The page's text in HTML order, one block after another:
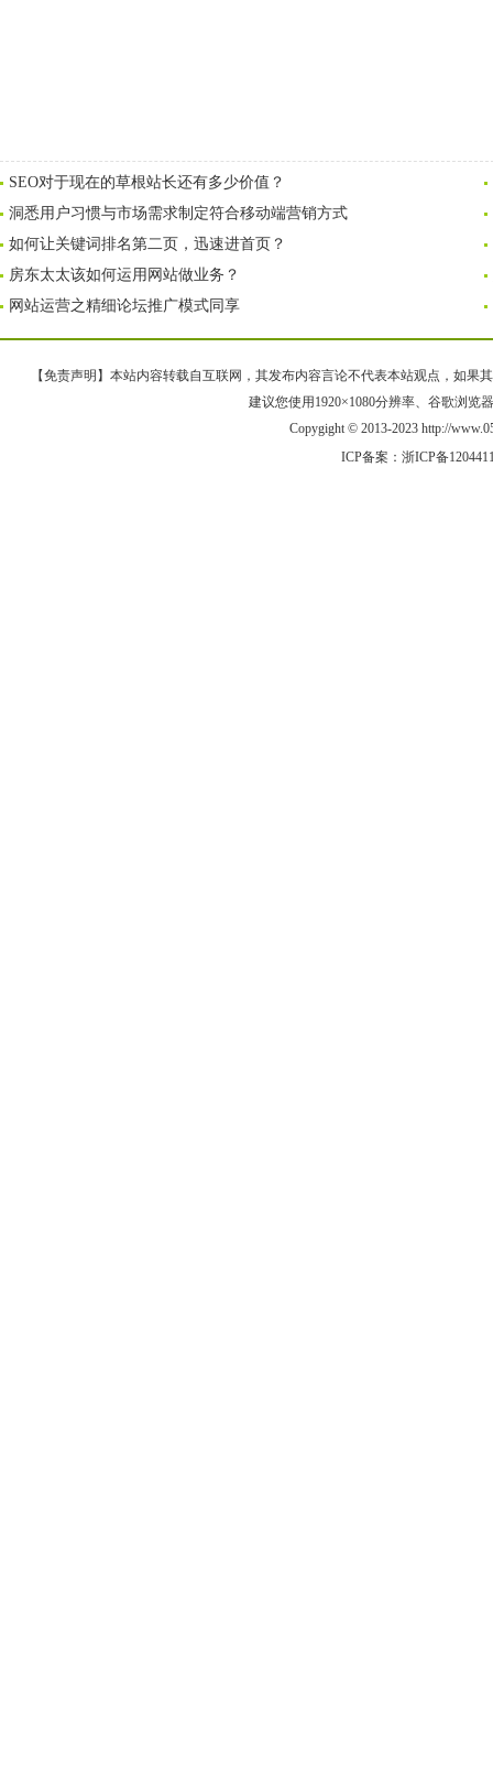
SEO对于现在的草根站长还有多少价值？
洞悉用户习惯与市场需求制定符合移动端营销方式
如何让关键词排名第二页，迅速进首页？
房东太太该如何运用网站做业务？
网站运营之精细论坛推广模式同享
【免责声明】本站内容转载自互联网，其发布内容言论不代表本站观点，如果
建议您使用1920×1080分辨率、谷歌浏览
Copygight © 2013-2023 http://
ICP备案： 浙ICP备